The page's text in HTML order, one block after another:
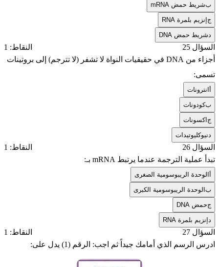
بشريط حمض mRNA
جإنزيم بلمرة RNA
شريط حمض DNA
السؤال 25
النقاط: 1
أجزاء من DNA في حقيقيات النواة لا تشفر (لا تترجم) إلى بروتينات
تسمى:
انترونات
بكودونات
جاكسونات
نيوكليوتيدات
السؤال 26
النقاط: 1
تبدأ عملية الترجمة عندما يرتبط mRNA بـ:
الوحدة الريبوسومية الصغرى
بالوحدة الريبوسومية الكبرى
جحمض DNA
إنزيم بلمرة RNA
السؤال 27
النقاط: 1
ادرس الرسم الذي أمامك جيداً ثم اجب: الرقم (1) يدل على: